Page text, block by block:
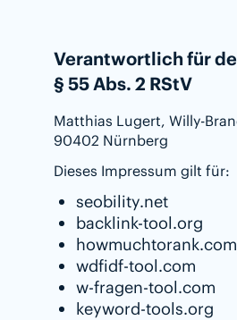
Verantwortlich für
§ 55 Abs. 2 RStV
Matthias Lugert, Willy-
90402 Nürnberg
Dieses Impressum gilt für:
seobility.net
backlink-tool.org
howmuchtorank.com
wdfidf-tool.com
w-fragen-tool.com
keyword-tools.org